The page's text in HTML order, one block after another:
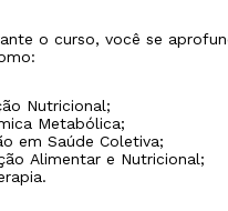
o curso, você se
Nutricional;
Metabólica;
em Saúde Coletiva;
Alimentar e Nutricional;